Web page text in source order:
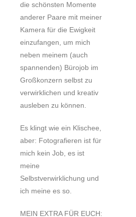
die schönsten Momente
anderer Paare mit meiner
Kamera für die Ewigkeit
einzufangen, um mich
neben meinem (auch
spannenden) Bürojob im
Großkonzern selbst zu
verwirklichen und kreativ
ausleben zu können.
Es klingt wie ein Klischee,
aber: Fotografieren ist für
mich kein Job, es ist
meine
Selbstverwirklichung und
ich meine es so.
MEIN EXTRA FÜR EUCH: